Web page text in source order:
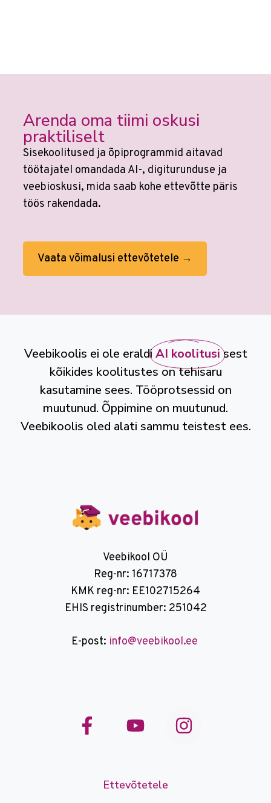
Arenda oma tiimi oskusi
praktiliselt
Sisekoolitused ja õpiprogrammid aitavad
töötajatel omandada AI-, digiturunduse ja
veebioskusi, mida saab kohe ettevõtte päris
töös rakendada.
Vaata võimalusi ettevõtetele →
Veebikoolis ei ole eraldiAI koolitusi sest
kõikides koolitustes on tehisaru
kasutamine sees. Tööprotsessid on
muutunud. Õppimine on muutunud.
Veebikoolis oled alati sammu teistest ees.
Veebikool OÜ
Reg-nr: 16717378
KMK reg-nr: EE102715264
EHIS registrinumber: 251042
E-post: info@veebikool.ee
Ettevõtetele